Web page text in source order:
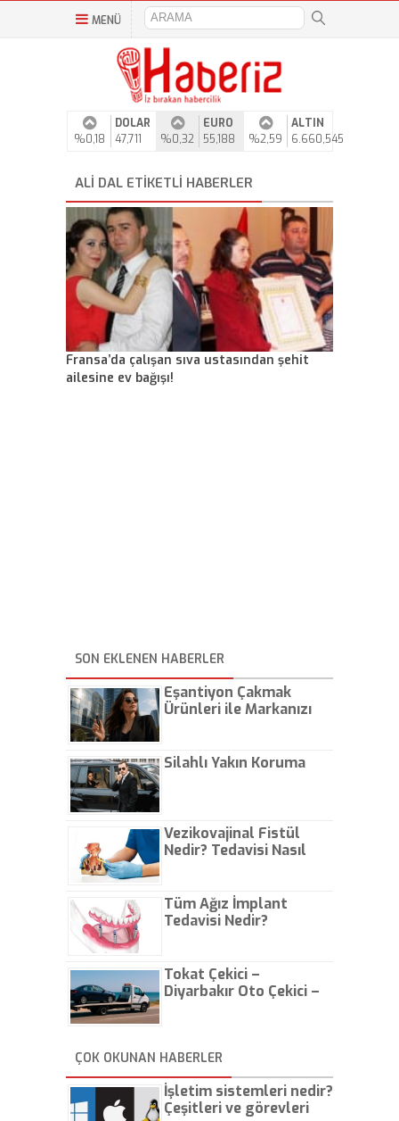
MENÜ
%0,18
DOLAR
47,711
%0,32
EURO
55,188
%2,59
ALTIN
6.660,545
ALI DAL ETIKETLI HABERLER
Fransa’da çalışan sıva ustasından şehit
ailesine ev bağışı!
SON EKLENEN HABERLER
Eşantiyon Çakmak
Ürünleri ile Markanızı
Silahlı Yakın Koruma
Vezikovajinal Fistül
Nedir? Tedavisi Nasıl
Tüm Ağız İmplant
Tedavisi Nedir?
Tokat Çekici –
Diyarbakır Oto Çekici –
ÇOK OKUNAN HABERLER
İşletim sistemleri nedir?
Çeşitleri ve görevleri